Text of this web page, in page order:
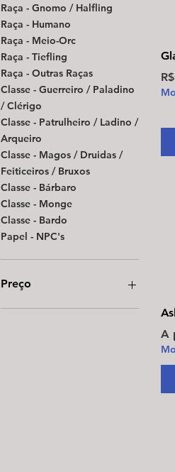
Raça - Gnomo / Halfling
Raça - Humano
Raça - Meio-Orc
Raça - Tiefling
Raça - Outras Raças
Classe - Guerreiro / Paladino
/ Clérigo
Classe - Patrulheiro / Ladino /
Arqueiro
Classe - Magos / Druidas /
Feiticeiros / Bruxos
Classe - Bárbaro
Classe - Monge
Classe - Bardo
Papel - NPC's
Preço
A